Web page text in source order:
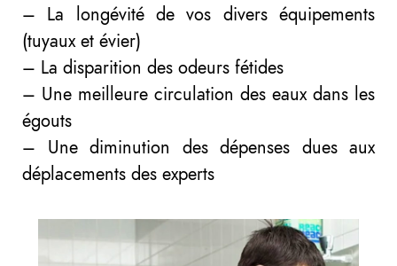
– La longévité de vos divers équipements
(tuyaux et évier)
– La disparition des odeurs fétides
– Une meilleure circulation des eaux dans les
égouts
– Une diminution des dépenses dues aux
déplacements des experts